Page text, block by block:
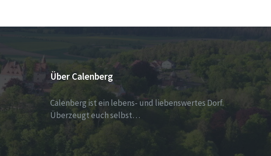
Über Calenberg
Calenberg ist ein lebens- und liebenswertes Dorf.
Überzeugt euch selbst…